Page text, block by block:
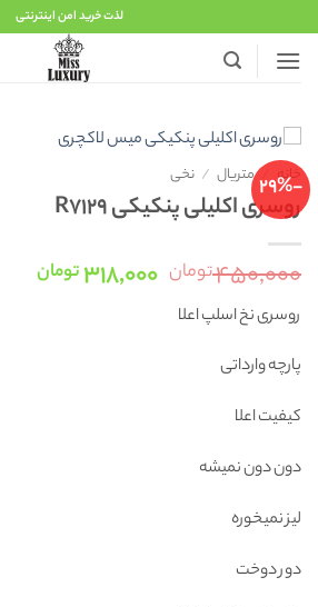
to
content
لذت خرید امن اینترنتی
-29%
خانه / متریال / نخی
روسری اکلیلی پنکیکی R7129
۴۵۰,۰۰۰تومان قیمت
۳۱۸,۰۰۰تومانقیمت
روسری نخ اسلپ اعلا
پارچه وارداتی
کیفیت اعلا
دون دون نمیشه
لیز نمیخوره
دور دوخت